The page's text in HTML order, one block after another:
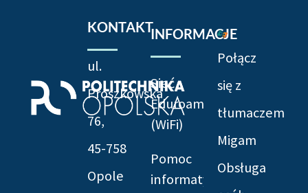
KONTAKT
ul.
Prószkowska
76,
45-758
Opole
INFORMACJE
Sieć
Eduroam
(WiFi)
Pomoc
informatyczna
Połącz
się z
tłumaczem
Migam
Obsługa